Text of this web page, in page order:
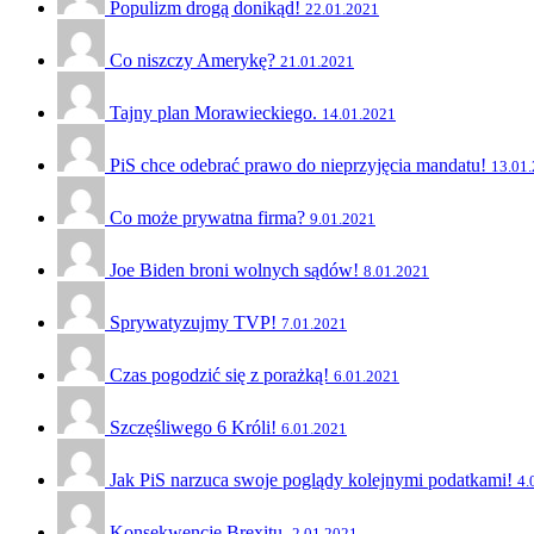
Populizm drogą donikąd! 22.01.2021
Co niszczy Amerykę? 21.01.2021
Tajny plan Morawieckiego. 14.01.2021
PiS chce odebrać prawo do nieprzyjęcia mandatu!
Co może prywatna firma? 9.01.2021
Joe Biden broni wolnych sądów! 8.01.2021
Sprywatyzujmy TVP! 7.01.2021
Czas pogodzić się z porażką! 6.01.2021
Szczęśliwego 6 Króli! 6.01.2021
Jak PiS narzuca swoje poglądy kolejnymi podatkami!